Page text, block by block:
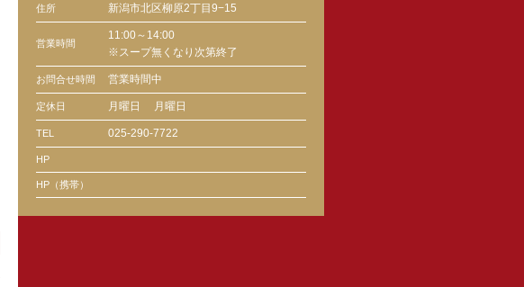
住所 新潟市北区柳原2丁目9−15
営業時間
11:00～14:00
※スープ無くなり次第終了
お問合せ時間 営業時間中
定休日 月曜日 月曜日
TEL 025-290-7722
HP
HP（携帯）